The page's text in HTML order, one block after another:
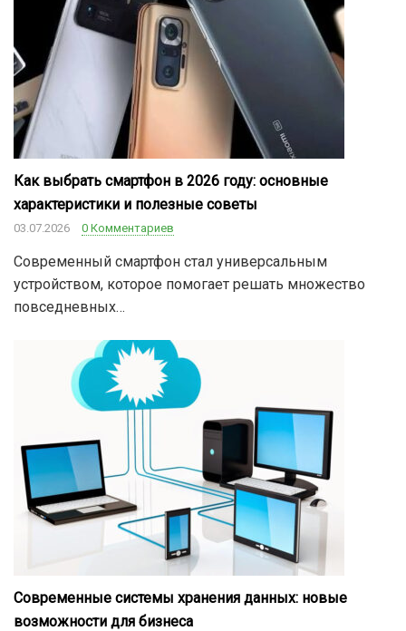
Как выбрать смартфон в 2026 году: основные
характеристики и полезные советы
03.07.2026 0 Комментариев
Современный смартфон стал универсальным
устройством, которое помогает решать множество
повседневных…
Современные системы хранения данных: новые
возможности для бизнеса